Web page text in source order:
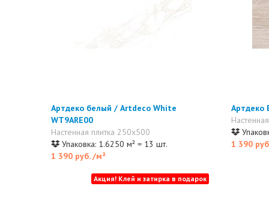
Артдеко белый / Artdeco White
WT9ARE00
Настенная плитка 250x500
Упаковка: 1.6250 м² = 13 шт.
1 390 руб./м²
Артдеко
1 390
Акция! Клей и затирка в подарок